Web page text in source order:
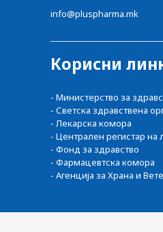
info@pluspharma.mk
Корисни
- Министерство за
- Светска здравствена
- Лекарска комора
- Централен регистар на
- Фонд за здравство
- Фармацевтска комора
- Агенција за Храна и